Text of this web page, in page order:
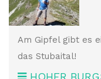
Am Gipfel gibt es
das Stubaital!
HOHER